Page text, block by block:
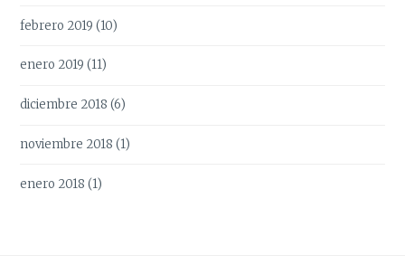
febrero 2019 (10)
enero 2019 (11)
diciembre 2018 (6)
noviembre 2018 (1)
enero 2018 (1)